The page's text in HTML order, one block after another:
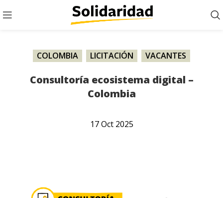
COLOMBIA LICITACIÓN VACANTES
Consultoría ecosistema digital –
Colombia
17Oct 2025